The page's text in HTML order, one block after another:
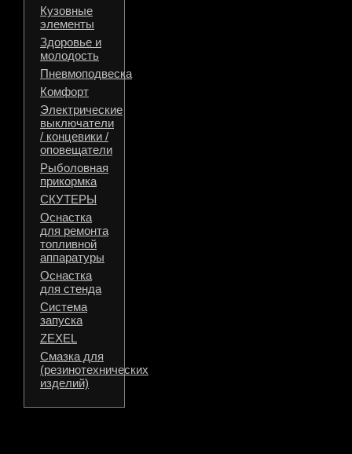
Кузовные
элементы
Здоровье и
молодость
Пневмоподвеска
Комфорт
Электрические
выключатели
/ концевики /
оповещатели
Рыболовная
прикормка
СКУТЕРЫ
Оснастка
для ремонта
топливной
аппаратуры
Оснастка
для стенда
Система
запуска
ZEXEL
Смазка для
(резинотехнических
изделий)